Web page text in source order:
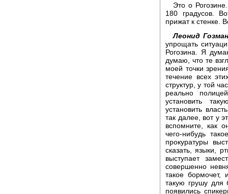
Это о
180 градусов.
прижат к стенке.
Леонид
упрощать
Рогозина. Я
думаю, что те
моей точки
течение всех
структур, у той
реально
установить
установить
так далее, вот у
вспомните, как
чего-нибудь
прокуратуры
сказать, языки,
выступает
совершенно
такое бормочет,
такую грушу для
появились